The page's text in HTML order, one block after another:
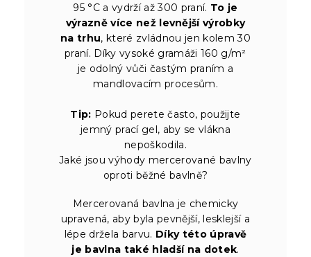
95 °C a vydrží až 300 praní. To je
výrazně více než levnější výrobky
na trhu, které zvládnou jen kolem 30
praní. Díky vysoké gramáži 160 g/m²
je odolný vůči častým praním a
mandlovacím procesům.
Tip: Pokud perete často, použijte
jemný prací gel, aby se vlákna
nepoškodila.
Jaké jsou výhody mercerované bavlny
oproti běžné bavlně?
Mercerovaná bavlna je chemicky
upravená, aby byla pevnější, lesklejší a
lépe držela barvu. Díky této úpravě
je bavlna také hladší na dotek.